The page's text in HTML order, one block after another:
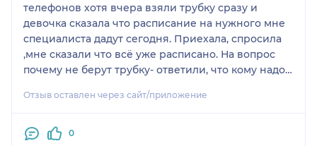
телефонов хотя вчера взяли трубку сразу и
девочка сказала что расписание на нужного мне
специалиста дадут сегодня. Приехала, спросила
,мне сказали что всё уже расписано. На вопрос
почему не берут трубку- ответили, что кому надо -
результаты МРТ выслали на адрес эл. почты
"Калашников "- зачем поперлась к ним.
Отзыв оставлен через сайт/приложение
0